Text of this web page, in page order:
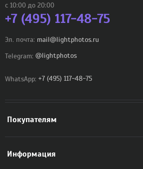
с 10:00 до 20:00
+7 (495) 117-48-75
Эл. почта: mail@lightphotos.ru
Telegram: @lightphotos
WhatsApp: +7 (495) 117-48-75
Покупателям
Информация